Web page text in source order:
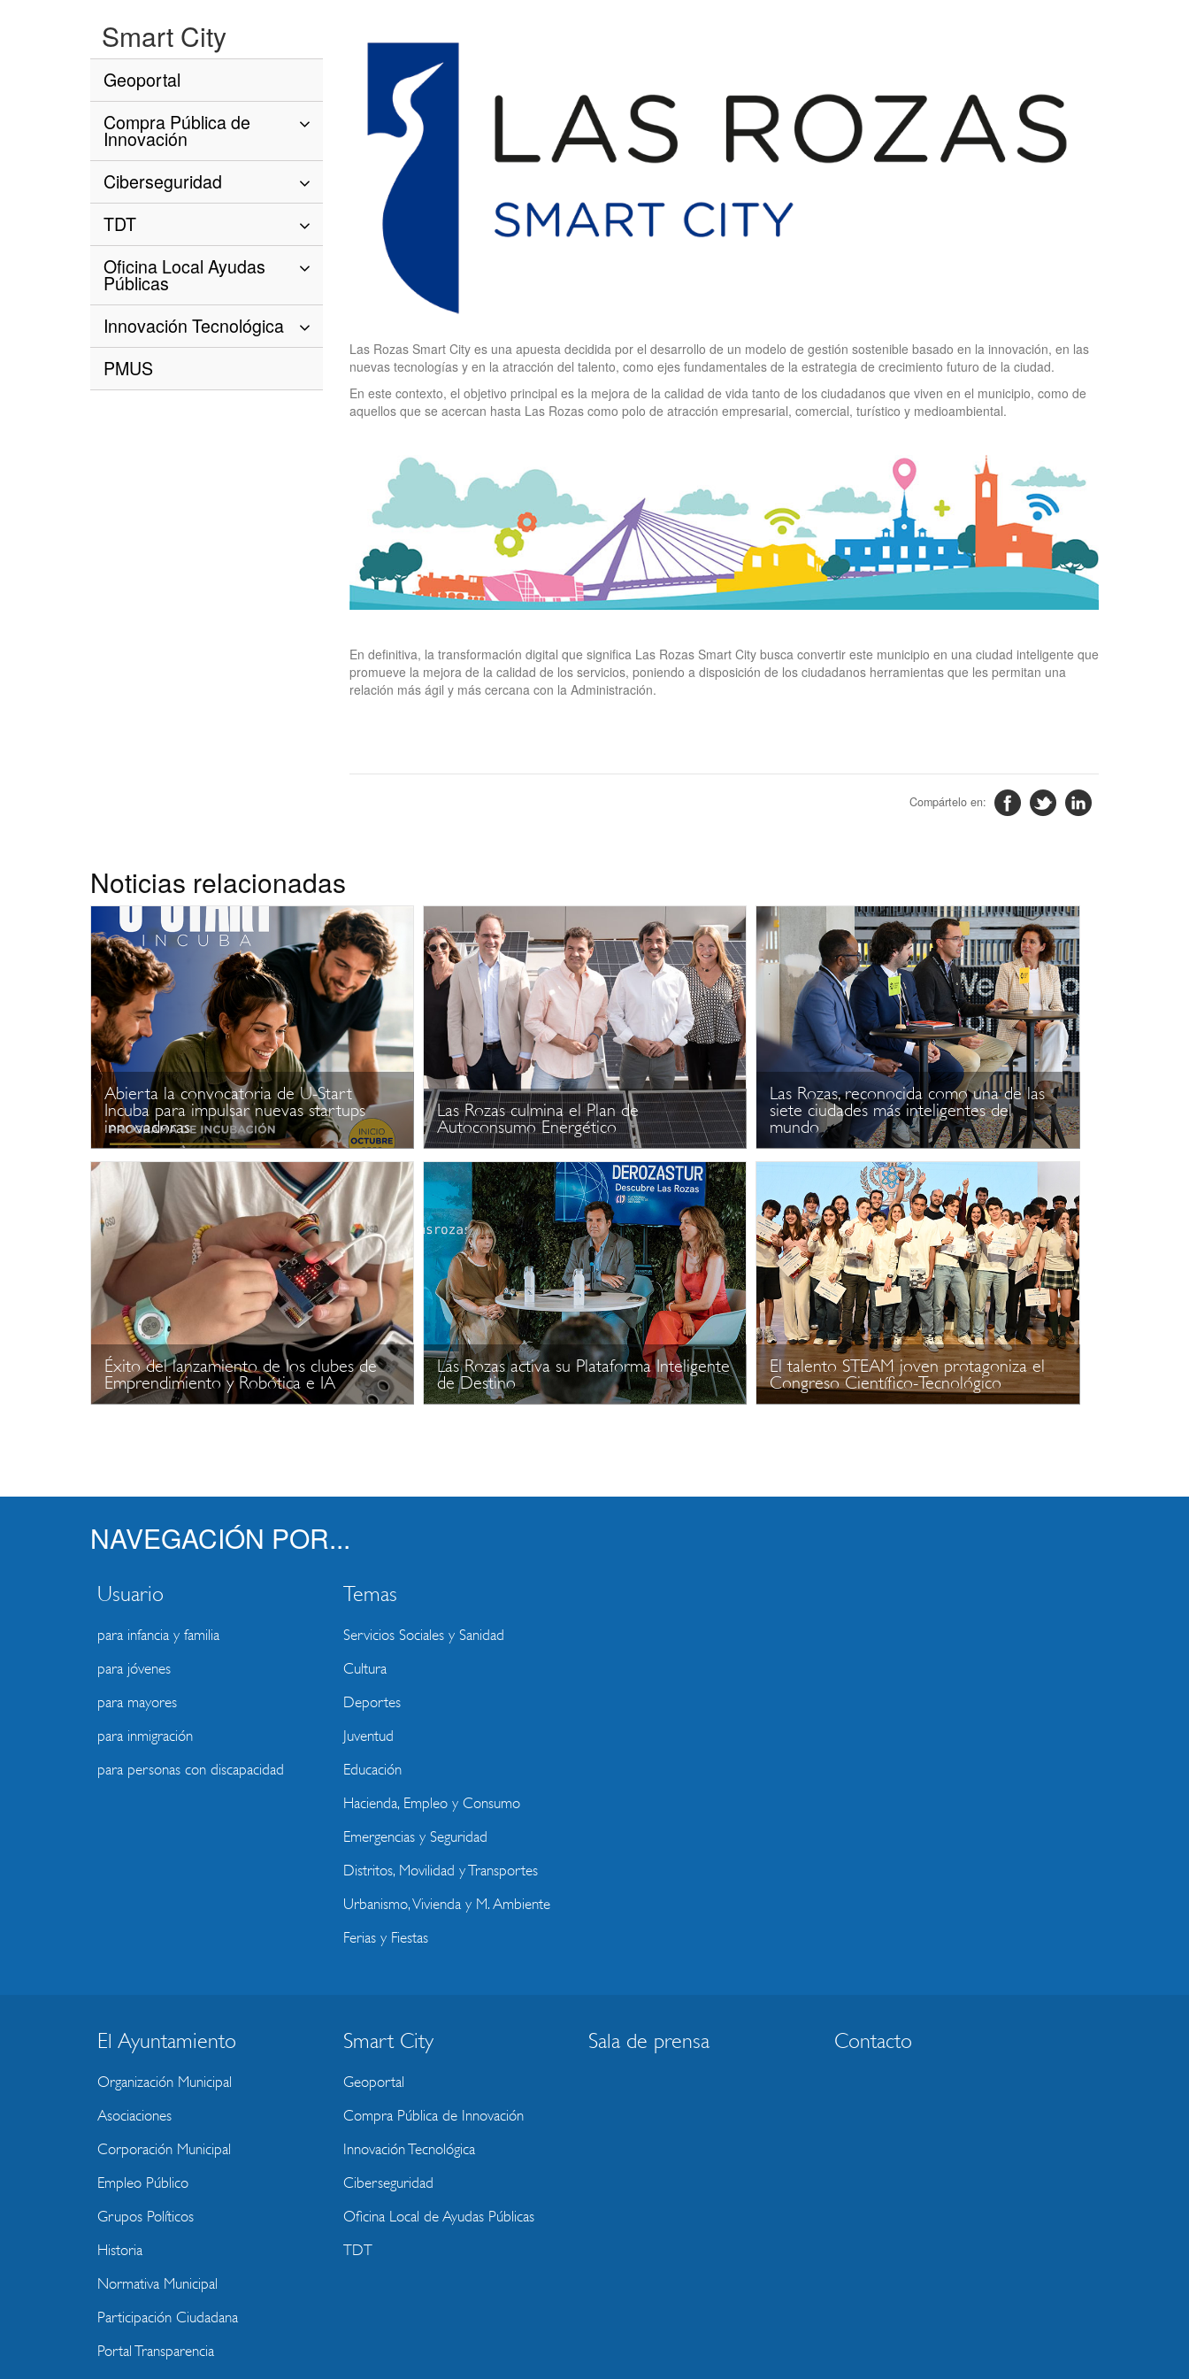
Smart City
Geoportal
Compra Pública de
Innovación
Ciberseguridad
TDT
Oficina Local Ayudas
Públicas
Innovación Tecnológica
PMUS
Las Rozas Smart City es una apuesta decidida por el desarrollo de un modelo de gestión sostenible basado en la innovación, en las
nuevas tecnologías y en la atracción del talento, como ejes fundamentales de la estrategia de crecimiento futuro de la ciudad.
En este contexto, el objetivo principal es la mejora de la calidad de vida tanto de los ciudadanos que viven en el municipio, como de
aquellos que se acercan hasta Las Rozas como polo de atracción empresarial, comercial, turístico y medioambiental.
En definitiva, la transformación digital que significa Las Rozas Smart City busca convertir este municipio en una ciudad inteligente que
promueve la mejora de la calidad de los servicios, poniendo a disposición de los ciudadanos herramientas que les permitan una
relación más ágil y más cercana con la Administración.
Noticias relacionadas
Abierta la convocatoria de U-Start
Incuba para impulsar nuevas startups
innovadoras
Las Rozas culmina el Plan de
Autoconsumo Energético
Las Rozas, reconocida como una de las
siete ciudades más inteligentes del
mundo
Éxito del lanzamiento de los clubes de
Emprendimiento y Robótica e IA
Las Rozas activa su Plataforma Inteligente
de Destino
El talento STEAM joven protagoniza el
Congreso Científico-Tecnológico
NAVEGACIÓN POR...
Usuario
para infancia y familia
para jóvenes
para mayores
para inmigración
para personas con discapacidad
Temas
Servicios Sociales y Sanidad
Cultura
Deportes
Juventud
Educación
Hacienda, Empleo y Consumo
Emergencias y Seguridad
Distritos, Movilidad y Transportes
Urbanismo, Vivienda y M. Ambiente
Ferias y Fiestas
BLOQUE
MENU
WEBSITE
El Ayuntamiento
Organización Municipal
Asociaciones
Corporación Municipal
Empleo Público
Grupos Políticos
Historia
Normativa Municipal
Participación Ciudadana
Portal Transparencia
Smart City
Geoportal
Compra Pública de Innovación
Innovación Tecnológica
Ciberseguridad
Oficina Local de Ayudas Públicas
TDT
Sala de prensa Contacto